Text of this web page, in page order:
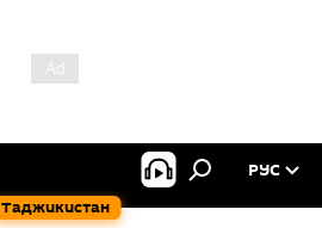
Таджикистан
РУС